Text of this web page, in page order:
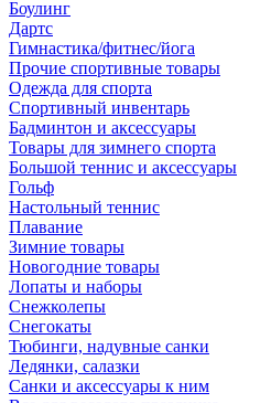
Боулинг
Дартс
Гимнастика/фитнес/йога
Прочие спортивные товары
Одежда для спорта
Спортивный инвентарь
Бадминтон и аксессуары
Товары для зимнего спорта
Большой теннис и аксессуары
Гольф
Настольный теннис
Плавание
Зимние товары
Новогодние товары
Лопаты и наборы
Снежколепы
Снегокаты
Тюбинги, надувные санки
Ледянки, салазки
Санки и аксессуары к ним